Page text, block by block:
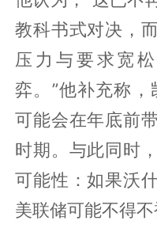
教科书式对决，
压力与要求宽
弈。”他补充称，
可能会在年底前
时期。与此同时
可能性：如果沃
美联储可能不得不